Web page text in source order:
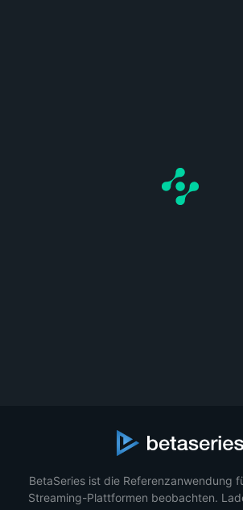
BetaSeries ist die Referenzanwendung
Streaming-Plattformen beobachten.